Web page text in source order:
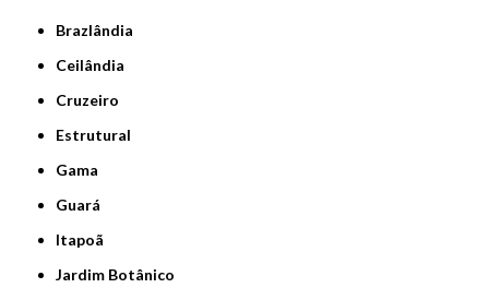
Brazlândia
Ceilândia
Cruzeiro
Estrutural
Gama
Guará
Itapoã
Jardim Botânico